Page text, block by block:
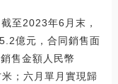
至2023年6月末，
億元，合同銷售面
售金額人民幣
；六月單月實現歸